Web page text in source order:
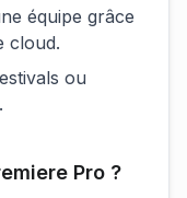
équipe grâce
cloud.
ou
Pro ?